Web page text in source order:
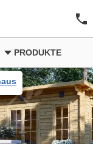
PRODUKTE